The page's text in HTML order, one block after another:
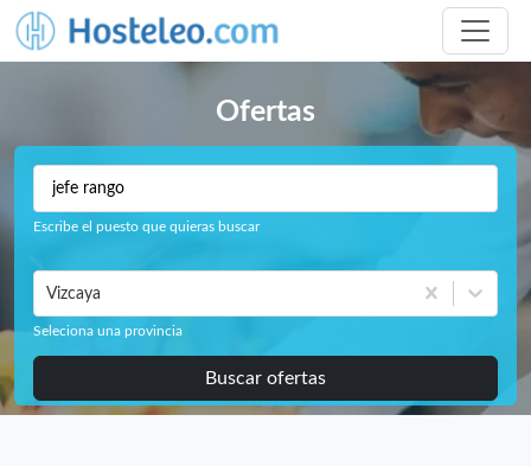
Ofertas
Escribe el puesto que quieras buscar
Vizcaya
Seleciona una provincia
Buscar ofertas